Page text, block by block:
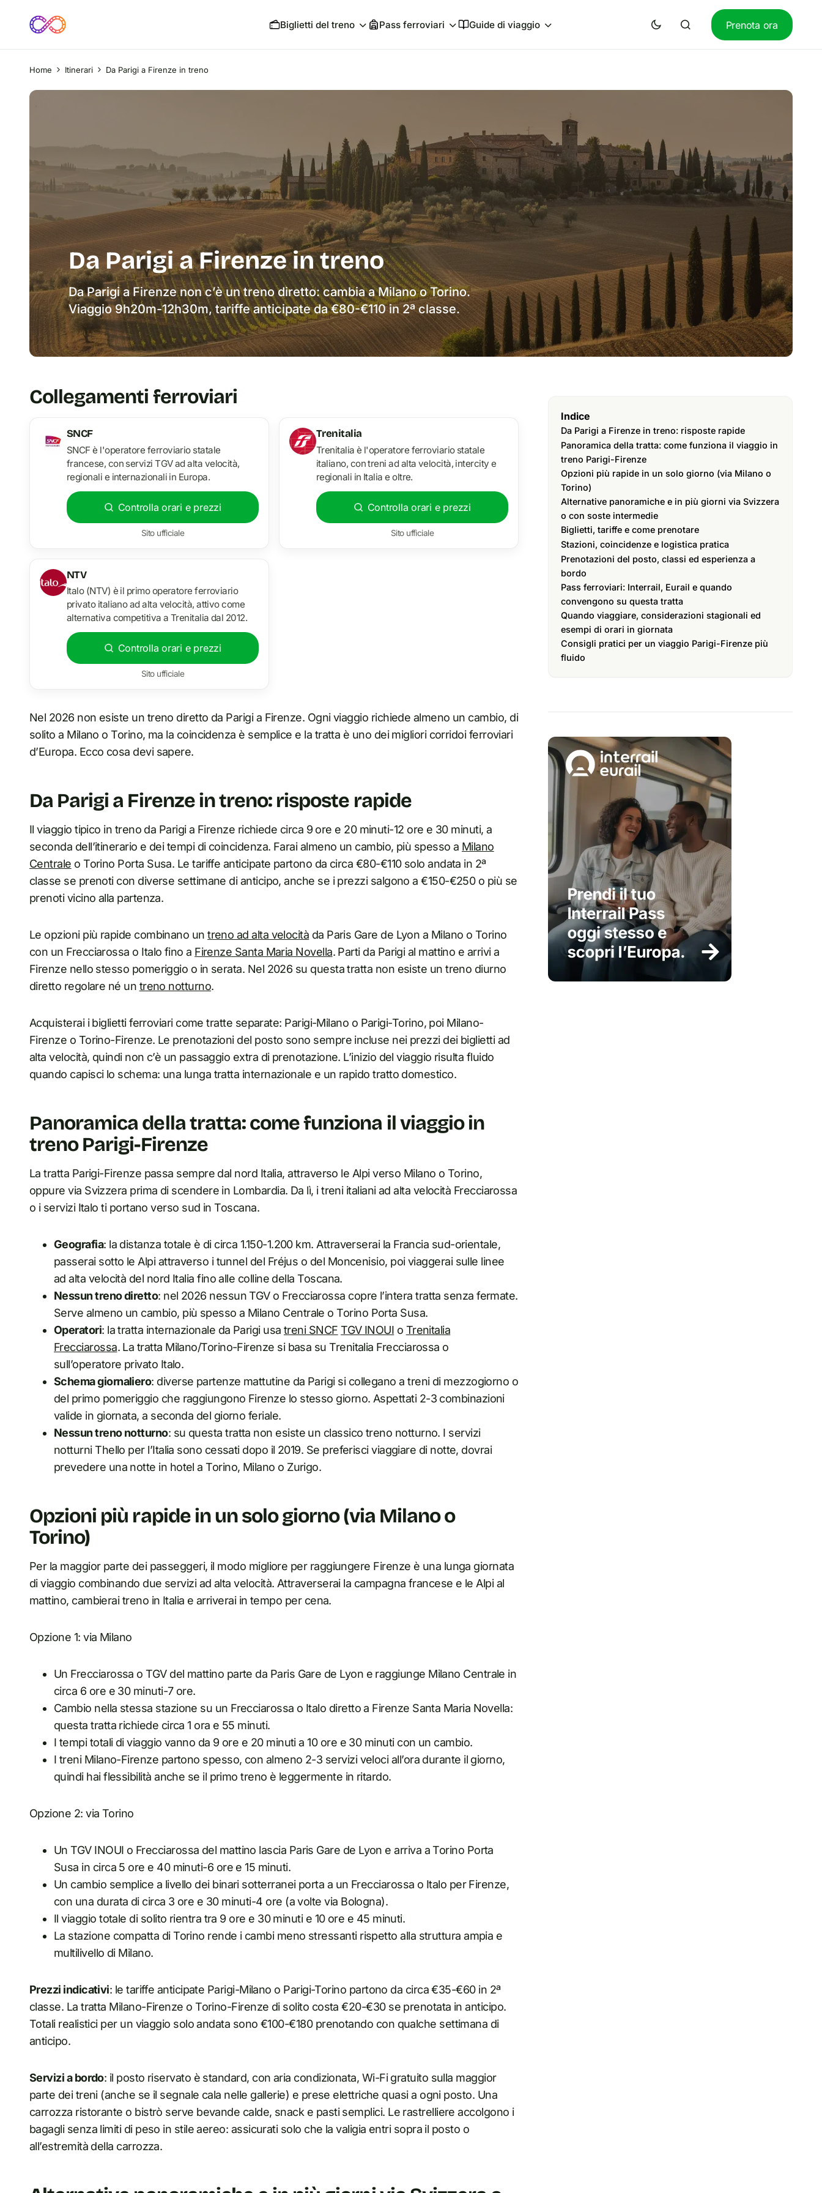
Biglietti del treno Pass ferroviari Guide di viaggio Prenota ora
Home Itinerari Da Parigi a Firenze in treno
Da Parigi a Firenze in treno
Da Parigi a Firenze non c’è un treno diretto: cambia a Milano o Torino.
Viaggio 9h20m-12h30m, tariffe anticipate da €80-€110 in 2ª classe.
Collegamenti ferroviari
SNCF
SNCF è l'operatore ferroviario statale
francese, con servizi TGV ad alta velocità,
regionali e internazionali in Europa.
Controlla orari e prezzi
Sito ufficiale
Trenitalia
Trenitalia è l'operatore ferroviario statale
italiano, con treni ad alta velocità, intercity e
regionali in Italia e oltre.
Controlla orari e prezzi
Sito ufficiale
NTV
Italo (NTV) è il primo operatore ferroviario
privato italiano ad alta velocità, attivo come
alternativa competitiva a Trenitalia dal 2012.
Controlla orari e prezzi
Sito ufficiale
Nel 2026 non esiste un treno diretto da Parigi a Firenze. Ogni viaggio richiede almeno un cambio, di
solito a Milano o Torino, ma la coincidenza è semplice e la tratta è uno dei migliori corridoi ferroviari
d’Europa. Ecco cosa devi sapere.
Da Parigi a Firenze in treno: risposte rapide
Il viaggio tipico in treno da Parigi a Firenze richiede circa 9 ore e 20 minuti-12 ore e 30 minuti, a
seconda dell’itinerario e dei tempi di coincidenza. Farai almeno un cambio, più spesso a Milano
Centrale o Torino Porta Susa. Le tariffe anticipate partono da circa €80-€110 solo andata in 2ª
classe se prenoti con diverse settimane di anticipo, anche se i prezzi salgono a €150-€250 o più se
prenoti vicino alla partenza.
Le opzioni più rapide combinano untreno ad alta velocità da Paris Gare de Lyon a Milano o Torino
con un Frecciarossa o Italo fino a Firenze Santa Maria Novella. Parti da Parigi al mattino e arrivi a
Firenze nello stesso pomeriggio o in serata. Nel 2026 su questa tratta non esiste un treno diurno
diretto regolare né un treno notturno.
Acquisterai i biglietti ferroviari come tratte separate: Parigi-Milano o Parigi-Torino, poi Milano-
Firenze o Torino-Firenze. Le prenotazioni del posto sono sempre incluse nei prezzi dei biglietti ad
alta velocità, quindi non c’è un passaggio extra di prenotazione. L’inizio del viaggio risulta fluido
quando capisci lo schema: una lunga tratta internazionale e un rapido tratto domestico.
Panoramica della tratta: come funziona il viaggio in
treno Parigi-Firenze
La tratta Parigi-Firenze passa sempre dal nord Italia, attraverso le Alpi verso Milano o Torino,
oppure via Svizzera prima di scendere in Lombardia. Da lì, i treni italiani ad alta velocità Frecciarossa
o i servizi Italo ti portano verso sud in Toscana.
Geografia: la distanza totale è di circa 1.150-1.200 km. Attraverserai la Francia sud-orientale,
passerai sotto le Alpi attraverso i tunnel del Fréjus o del Moncenisio, poi viaggerai sulle linee
ad alta velocità del nord Italia fino alle colline della Toscana.
Nessun treno diretto: nel 2026 nessun TGV o Frecciarossa copre l’intera tratta senza fermate.
Serve almeno un cambio, più spesso a Milano Centrale o Torino Porta Susa.
Operatori: la tratta internazionale da Parigi usatreni SNCF TGV INOUI o Trenitalia
Frecciarossa. La tratta Milano/Torino-Firenze si basa su Trenitalia Frecciarossa o
sull’operatore privato Italo.
Schema giornaliero: diverse partenze mattutine da Parigi si collegano a treni di mezzogiorno o
del primo pomeriggio che raggiungono Firenze lo stesso giorno. Aspettati 2-3 combinazioni
valide in giornata, a seconda del giorno feriale.
Nessun treno notturno: su questa tratta non esiste un classico treno notturno. I servizi
notturni Thello per l’Italia sono cessati dopo il 2019. Se preferisci viaggiare di notte, dovrai
prevedere una notte in hotel a Torino, Milano o Zurigo.
Opzioni più rapide in un solo giorno (via Milano o
Torino)
Per la maggior parte dei passeggeri, il modo migliore per raggiungere Firenze è una lunga giornata
di viaggio combinando due servizi ad alta velocità. Attraverserai la campagna francese e le Alpi al
mattino, cambierai treno in Italia e arriverai in tempo per cena.
Opzione 1: via Milano
Un Frecciarossa o TGV del mattino parte da Paris Gare de Lyon e raggiunge Milano Centrale in
circa 6 ore e 30 minuti-7 ore.
Cambio nella stessa stazione su un Frecciarossa o Italo diretto a Firenze Santa Maria Novella:
questa tratta richiede circa 1 ora e 55 minuti.
I tempi totali di viaggio vanno da 9 ore e 20 minuti a 10 ore e 30 minuti con un cambio.
I treni Milano-Firenze partono spesso, con almeno 2-3 servizi veloci all’ora durante il giorno,
quindi hai flessibilità anche se il primo treno è leggermente in ritardo.
Opzione 2: via Torino
Un TGV INOUI o Frecciarossa del mattino lascia Paris Gare de Lyon e arriva a Torino Porta
Susa in circa 5 ore e 40 minuti-6 ore e 15 minuti.
Un cambio semplice a livello dei binari sotterranei porta a un Frecciarossa o Italo per Firenze,
con una durata di circa 3 ore e 30 minuti-4 ore (a volte via Bologna).
Il viaggio totale di solito rientra tra 9 ore e 30 minuti e 10 ore e 45 minuti.
La stazione compatta di Torino rende i cambi meno stressanti rispetto alla struttura ampia e
multilivello di Milano.
Prezzi indicativi: le tariffe anticipate Parigi-Milano o Parigi-Torino partono da circa €35-€60 in 2ª
classe. La tratta Milano-Firenze o Torino-Firenze di solito costa €20-€30 se prenotata in anticipo.
Totali realistici per un viaggio solo andata sono €100-€180 prenotando con qualche settimana di
anticipo.
Servizi a bordo: il posto riservato è standard, con aria condizionata, Wi-Fi gratuito sulla maggior
parte dei treni (anche se il segnale cala nelle gallerie) e prese elettriche quasi a ogni posto. Una
carrozza ristorante o bistrò serve bevande calde, snack e pasti semplici. Le rastrelliere accolgono i
bagagli senza limiti di peso in stile aereo: assicurati solo che la valigia entri sopra il posto o
all’estremità della carrozza.
Indice
Da Parigi a Firenze in treno: risposte rapide
Panoramica della tratta: come funziona il viaggio in
treno Parigi-Firenze
Opzioni più rapide in un solo giorno (via Milano o
Torino)
Alternative panoramiche e in più giorni via Svizzera
o con soste intermedie
Biglietti, tariffe e come prenotare
Stazioni, coincidenze e logistica pratica
Prenotazioni del posto, classi ed esperienza a
bordo
Pass ferroviari: Interrail, Eurail e quando
convengono su questa tratta
Quando viaggiare, considerazioni stagionali ed
esempi di orari in giornata
Consigli pratici per un viaggio Parigi-Firenze più
fluido